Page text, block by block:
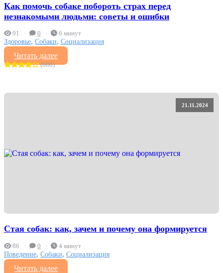
Как помочь собаке побороть страх перед
незнакомыми людьми: советы и ошибки
91 0 6 минут
Здоровье, Собаки, Социализация
Читать далее
(686)
21.11.2024
Стая собак: как, зачем и почему она формируется
86 0 4 минут
Поведение, Собаки, Социализация
Читать далее